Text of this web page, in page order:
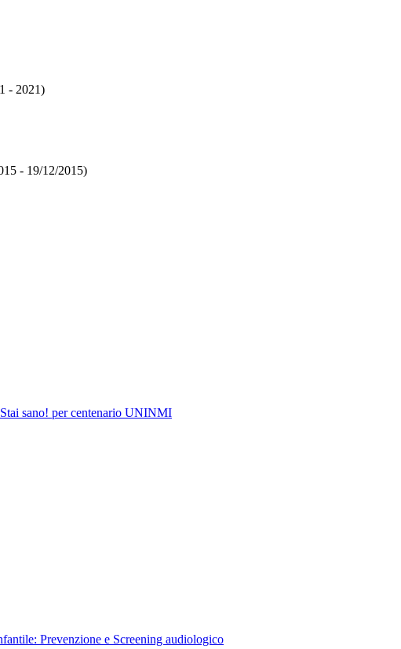
- 2021)
- 19/12/2015)
sano! per centenario UNINMI
Prevenzione e Screening audiologico